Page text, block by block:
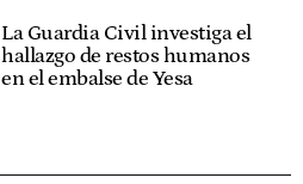
La Guardia Civil investiga el
hallazgo de restos humanos
en el embalse de Yesa